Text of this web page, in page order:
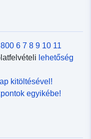
6 7 8 9 10 11
lehetőség
kitöltésével!
egyikébe!